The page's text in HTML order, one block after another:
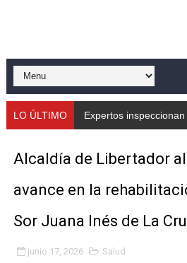
Venezuela instala su primer
Consolidan planificación
Niños merideños potencian
LO ÚLTIMO Expertos inspeccionan espacios del OAN
Alcaldía de Libertador
avance en la
Sor Juana Inés de La
junio 17, 2026 Salud